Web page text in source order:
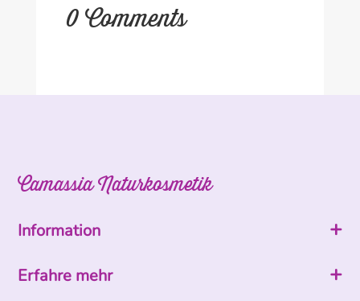
0 Comments
Camassia Naturkosmetik
Information
Erfahre mehr